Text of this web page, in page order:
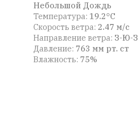
Небольшой Дождь
Температура: 19.2°C
Скорость ветра: 2.47 м/с
Направление ветра: З-Ю-З
Давление: 763 мм рт. ст
Влажность: 75%